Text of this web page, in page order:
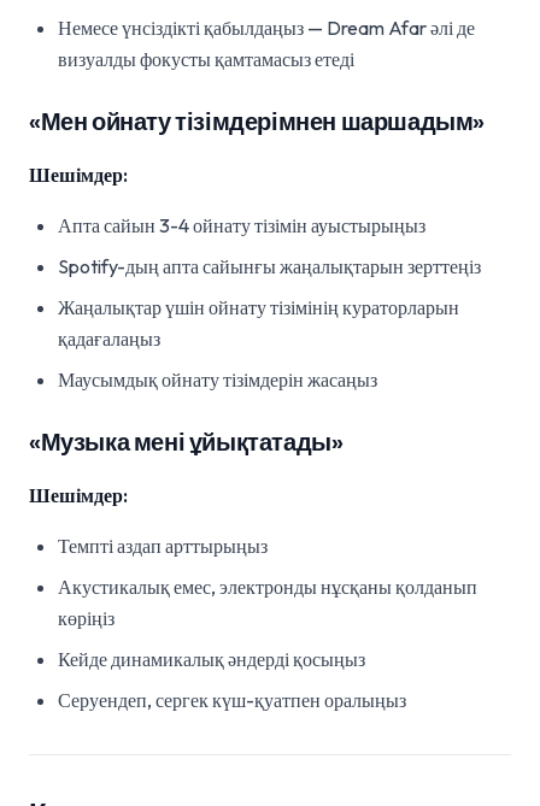
Немесе үнсіздікті қабылдаңыз — Dream Afar әлі де
визуалды фокусты қамтамасыз етеді
«Мен ойнату тізімдерімнен шаршадым»
Шешімдер:
Апта сайын 3-4 ойнату тізімін ауыстырыңыз
Spotify-дың апта сайынғы жаңалықтарын зерттеңіз
Жаңалықтар үшін ойнату тізімінің кураторларын
қадағалаңыз
Маусымдық ойнату тізімдерін жасаңыз
«Музыка мені ұйықтатады»
Шешімдер:
Темпті аздап арттырыңыз
Акустикалық емес, электронды нұсқаны қолданып
көріңіз
Кейде динамикалық әндерді қосыңыз
Серуендеп, сергек күш-қуатпен оралыңыз